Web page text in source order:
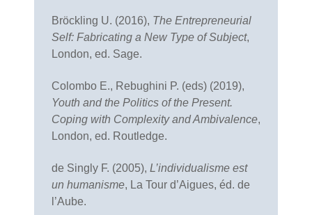
Bröckling U. (2016), The Entrepreneurial
Self: Fabricating a New Type of Subject,
London, ed. Sage.
Colombo E., Rebughini P. (eds) (2019),
Youth and the Politics of the Present.
Coping with Complexity and Ambivalence,
London, ed. Routledge.
de Singly F. (2005), L’individualisme est
un humanisme, La Tour d’Aigues, éd. de
l’Aube.